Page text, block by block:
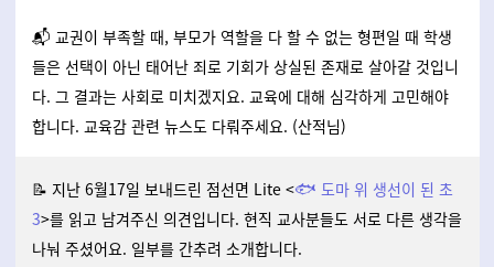
📬 교권이 부족할 때, 부모가 역할을 다 할 수 없는 형편일 때 학생
들은 선택이 아닌 태어난 죄로 기회가 상실된 존재로 살아갈 것입니
다. 그 결과는 사회로 미치겠지요. 교육에 대해 심각하게 고민해야
합니다. 교육감 관련 뉴스도 다뤄주세요. (산적님)
📝 지난 6월17일 보내드린 점선면 Lite <🐟 도마 위 생선이 된 초
3>를 읽고 남겨주신 의견입니다. 현직 교사분들도 서로 다른 생각을
나눠 주셨어요. 일부를 간추려 소개합니다.